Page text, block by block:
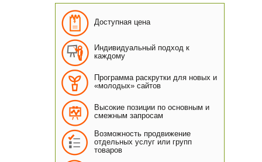
Доступная цена
Индивидуальный подход к
каждому
Программа раскрутки для новых и
«молодых» сайтов
Высокие позиции по основным и
смежным запросам
Возможность продвижение
отдельных услуг или групп
товаров